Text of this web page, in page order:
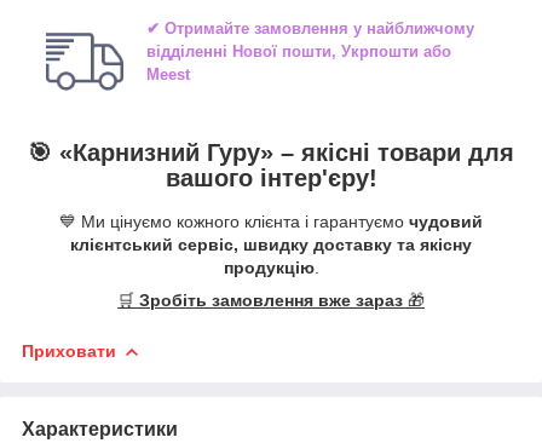
✔ Отримайте замовлення у найближчому
відділенні Нової пошти, Укрпошти або
Meest
🎯 «Карнизний Гуру» – якісні товари для
вашого інтер'єру!
💙 Ми цінуємо кожного клієнта і гарантуємо чудовий
клієнтський сервіс, швидку доставку та якісну
продукцію.
🛒 Зробіть замовлення вже зараз 🎁
Приховати
Характеристики